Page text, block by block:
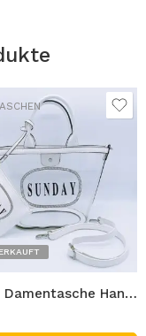
Tasche Damentasche Handtasche Weiß Umhängetasche Transparent mit Innentasche Schultertasche mit SUNDAY Beschriftung Durchsichtig PVC Design SUNDAY